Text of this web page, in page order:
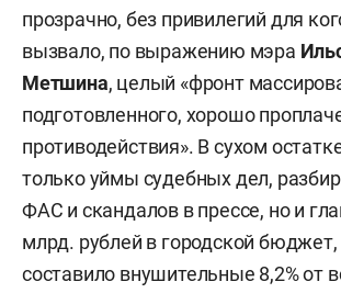
прозрачно, без привилегий для
вызвало, по выражению мэра
Метшина, целый «фронт
подготовленного, хорошо
противодействия». В сухом
только уймы судебных дел,
ФАС и скандалов в прессе, но и
млрд. рублей в городской бюджет,
составило внушительные 8,2% от